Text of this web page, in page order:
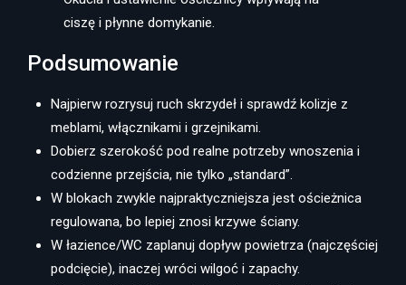
ciszę i płynne domykanie.
Podsumowanie
Najpierw rozrysuj ruch skrzydeł i sprawdź kolizje z
meblami, włącznikami i grzejnikami.
Dobierz szerokość pod realne potrzeby wnoszenia i
codzienne przejścia, nie tylko „standard”.
W blokach zwykle najpraktyczniejsza jest ościeżnica
regulowana, bo lepiej znosi krzywe ściany.
W łazience/WC zaplanuj dopływ powietrza (najczęściej
podcięcie), inaczej wróci wilgoć i zapachy.